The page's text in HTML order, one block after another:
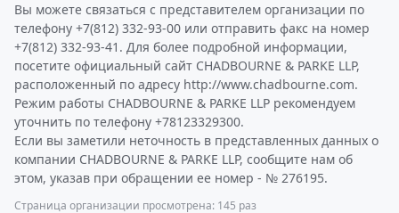
Вы можете связаться с представителем организации по
телефону +7(812) 332-93-00 или отправить факс на номер
+7(812) 332-93-41. Для более подробной информации,
посетите официальный сайт CHADBOURNE & PARKE LLP,
расположенный по адресу http://www.chadbourne.com.
Режим работы CHADBOURNE & PARKE LLP рекомендуем
уточнить по телефону +78123329300.
Если вы заметили неточность в представленных данных о
компании CHADBOURNE & PARKE LLP, сообщите нам об
этом, указав при обращении ее номер - № 276195.
Страница организации просмотрена: 145 раз